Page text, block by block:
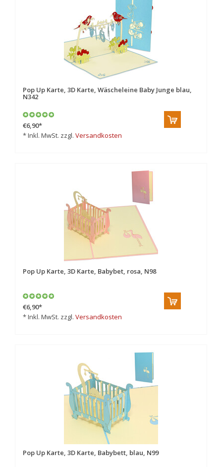
Pop Up Karte, 3D Karte, Wäscheleine Baby Junge blau,
N342
€6,90*
* Inkl. MwSt. zzgl. Versandkosten
Pop Up Karte, 3D Karte, Babybet, rosa, N98
€6,90*
* Inkl. MwSt. zzgl. Versandkosten
Pop Up Karte, 3D Karte, Babybett, blau, N99